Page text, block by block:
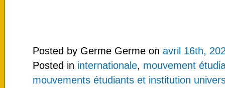
Posted by Germe Germe on avril 16th,
Posted in internationale, mouvement
mouvements étudiants et institution